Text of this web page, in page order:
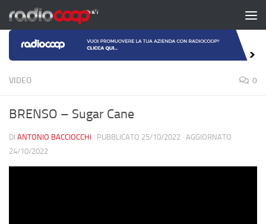
Salta al contenuto
VIDEO 0
BRENSO – Sugar Cane
DI ANTONIO BACCIOCCHI · PUBBLICATO 25/10/2022 · AGGIORNATO
24/10/2022